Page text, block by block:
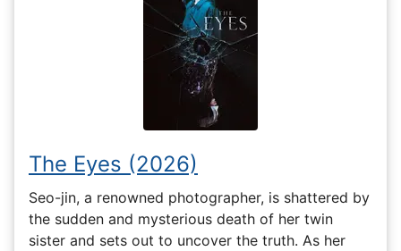
The Eyes (2026)
Seo-jin, a renowned photographer, is shattered by
the sudden and mysterious death of her twin
sister and sets out to uncover the truth. As her